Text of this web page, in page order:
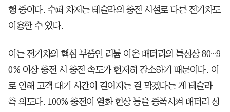
행 중이다. 수퍼 차저는 테슬라의 충전 시설로 다른 전기차도
이용할 수 있다.
이는 전기차의 핵심 부품인 리튬 이온 배터리의 특성상 80~9
0% 이상 충전 시 충전 속도가 현저히 감소하기 때문이다. 이
로 인해 고객 대기 시간이 길어지는 걸 막겠다는 게 테슬라
측 의도다. 100% 충전이 열화 현상 등을 증폭시켜 배터리 성